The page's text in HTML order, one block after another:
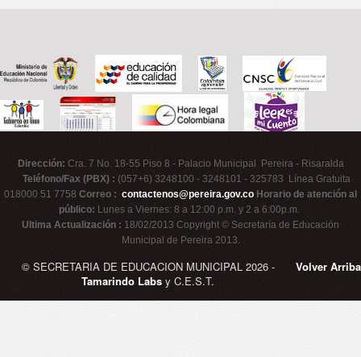
Dirección: Cra. 7 No. 18-55 Piso 8 - Palacio Municipal Pereira - Risaralda
Teléfono/Fax (PBX) : (057+6) 3248100 - 3248101 - 325783 Línea Gratuita
018000 51 7758 Correo : contactenos@pereira.gov.co Horario de atención al
público: Lunes a Viernes: 8 a 12:00 p.m. y 2 a 6:00p.m.
Ultima Actualización : 18/02/2013 Copyright © Secretaría de Educación
Municipal de Pereira 2013.
Volver Arriba
© SECRETARIA DE EDUCACION MUNICIPAL 2026 -
Tamarindo Labs y C.E.S.T.